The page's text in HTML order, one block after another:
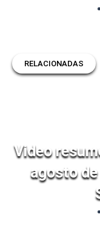
RELACIONADAS
Video
agosto